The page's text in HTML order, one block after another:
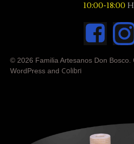
10:00-18:00
© 2026 Familia Artesanos Don Bosco.
WordPress and Colibri